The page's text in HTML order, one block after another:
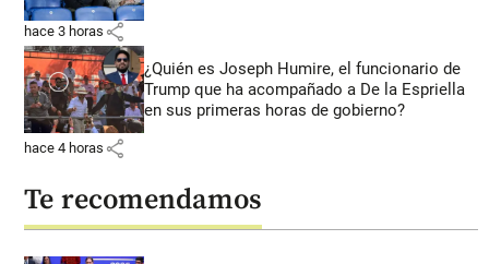
hace 3 horas share
¿Quién es Joseph Humire, el funcionario de
Trump que ha acompañado a De la Espriella
en sus primeras horas de gobierno?
hace 4 horas share
Te recomendamos